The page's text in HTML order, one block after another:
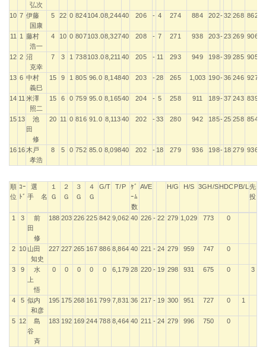
弘次
10 7 伊藤
国康
5 22 0 824104.08,24440 206 - 4 274 884 202-32 268 862
11 1
藤村
浩一
4 10 0 807103.08,32740 208 - 7 271 938 203-23 269 906
12 2 沼
克幸
7 3 1 738103.08,211 40 205 - 11 293 949 198-39 285 905
13 6 中村
義巳
15 9 1 805 96.0 8,14840 203 -28 265 1,003 190-36 246 927
14 11 米澤
照二
15 6 0 759 95.0 8,16540 204 - 5 258 911 189-37 243 839
15 13
池
田
修
20 11 0 816 91.0 8,11340 202 -33 280 942 185-25 258 854
16 16 木戸
孝浩
8 5 0 752 85.0 8,09840 202 - 18 279 936 198- 18 279 936
順
位
ｺｰ
ﾄﾞ
選
手 名
１
Ｇ
２
Ｇ
３
Ｇ
４
Ｇ
G/T T/P
ｹﾞ
ｰﾑ
数
AVE H/G H/S 3GH/SHDCPB/L 先
投
順
ｺｰ
選
手 名
１
２
３
４ G/T T/P
ｹﾞ AVE H/G H/S 3GH/S HDCP
1 3
前
田
修
188 203 226 225 842 9,062 40 226 - 22 279 1,029 773 0
2 10 山田
知史
227 227 265 167 886 8,864 40 221 - 24 279 959 747 0
3 9
水
上
悟
0 0 0 0 0 6,179 28 220 - 19 298 931 675 0 3
4 5 似内
和彦
195 175 268 161 799 7,831 36 217 - 19 300 951 727 0 1
5 12
島
谷
斉
183 192 169 244 788 8,464 40 211 - 24 279 996 750 0